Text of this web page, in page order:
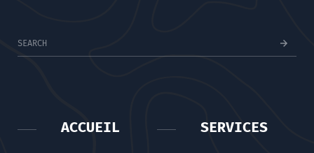
ACCUEIL SERVICES